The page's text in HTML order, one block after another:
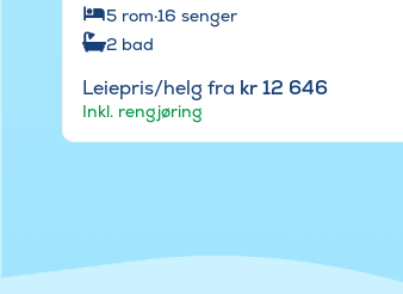
5 rom·16 senger
2 bad
Leiepris/helg fra kr 12 646
Inkl. rengjøring